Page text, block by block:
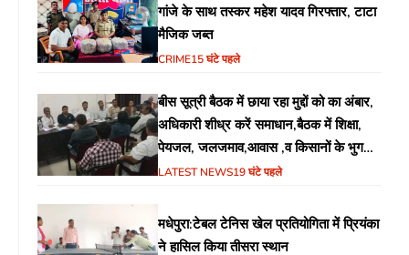
गांजे के साथ तस्कर महेश यादव गिरफ्तार, टाटा
मैजिक जब्त
CRIME15 घंटे पहले
बीस सूत्री बैठक में छाया रहा मुद्दों को का अंबार,
अधिकारी शीध्र करें समाधान,बैठक में शिक्षा,
पेयजल, जलजमाव,आवास ,व किसानों के भुगतान
का उठा मुद्दा
LATEST NEWS19 घंटे पहले
मधेपुरा:टेबल टेनिस खेल प्रतियोगिता में प्रियंका
ने हासिल किया तीसरा स्थान